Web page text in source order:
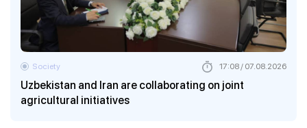
Uzbekistan and Iran are collaborating on joint
agricultural initiatives
Society 17:08 / 07.08.2026